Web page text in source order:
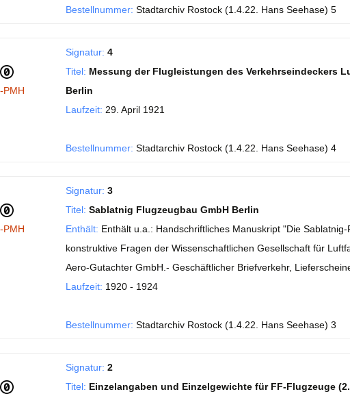
Bestellnummer: Stadtarchiv Rostock (1.4.22. Hans Seehase) 5
PMH
Signatur: 4
Titel: Messung der Flugleistungen des Verkehrseindeckers
Berlin
Laufzeit: 29. April 1921
Bestellnummer: Stadtarchiv Rostock (1.4.22. Hans Seehase) 4
PMH
Signatur: 3
Titel: Sablatnig Flugzeugbau GmbH Berlin
Enthält: Enthält u.a.: Handschriftliches Manuskript "Die
konstruktive Fragen der Wissenschaftlichen Gesellschaft für
Aero-Gutachter GmbH.- Geschäftlicher Briefverkehr,
Laufzeit: 1920 - 1924
Bestellnummer: Stadtarchiv Rostock (1.4.22. Hans Seehase) 3
Signatur: 2
Titel: Einzelangaben und Einzelgewichte für FF-Flugzeuge